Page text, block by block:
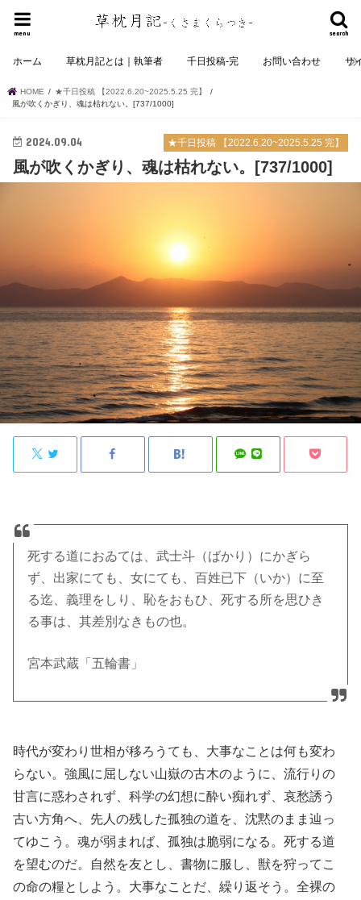
search
menu
ホーム 草枕月記とは｜執筆者 千日投稿-完 お問い合わせ サ
HOME
★千日投稿 【2022.6.20~2025.5.25 完】
風が吹くかぎり、魂は枯れない。[737/1000]
★千日投稿 【2022.6.20~2025.5.25 完】
2024.09.04
風が吹くかぎり、魂は枯れない。[737/1000]
死する道におゐては、武士斗（ばかり）にかぎら
ず、出家にても、女にても、百姓已下（いか）に至
る迄、義理をしり、恥をおもひ、死する所を思ひき
る事は、其差別なきもの也。
宮本武蔵「五輪書」
時代が変わり世相が移ろうても、大事なことは何も変わ
らない。強風に屈しない山嶽の古木のように、流行りの
甘言に惑わされず、科学の幻想に酔い痴れず、哀愁誘う
古い方角へ、先人の残した孤独の道を、沈黙のまま辿っ
てゆこう。魂が弱まれば、孤独は脆弱になる。死する道
を望むのだ。自然を友とし、書物に服し、獣を狩ってこ
の命の糧としよう。大事なことだ、繰り返そう。全裸の